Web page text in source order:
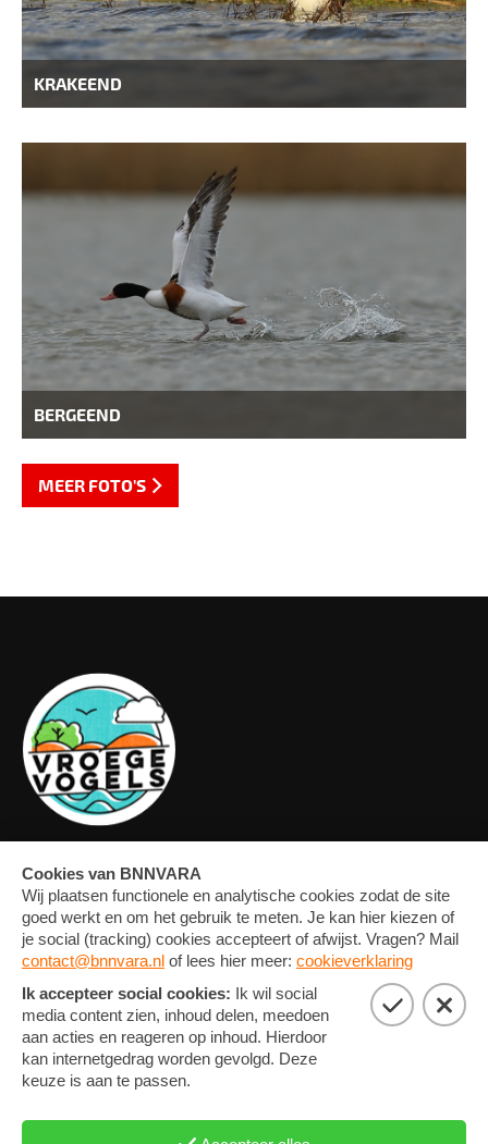
KRAKEEND
BERGEEND
MEER FOTO'S
OVERZICHT
MEDIA
FOTO'S
CONTACT
PRIVACY EN COOKIE
COOKIE-INSTELLINGEN